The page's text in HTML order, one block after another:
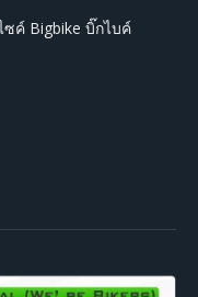
ซค์ Bigbike บิ๊กไบค์